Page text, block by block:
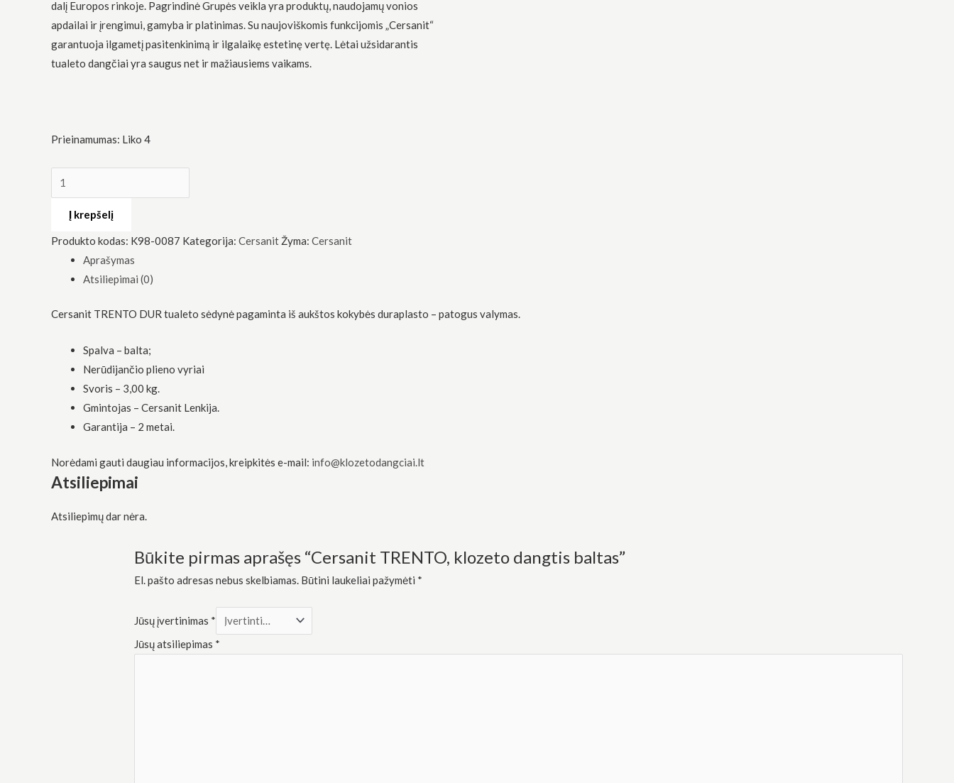
dalį Europos rinkoje. Pagrindinė Grupės veikla yra produktų, naudojamų vonios
apdailai ir įrengimui, gamyba ir platinimas. Su naujoviškomis funkcijomis „Cersanit“
garantuoja ilgametį pasitenkinimą ir ilgalaikę estetinę vertę. Lėtai užsidarantis
tualeto dangčiai yra saugus net ir mažiausiems vaikams.
Prieinamumas: Liko 4
Į krepšelį
Produkto kodas: K98-0087 Kategorija: Cersanit Žyma: Cersanit
Aprašymas
Atsiliepimai (0)
Cersanit TRENTO DUR tualeto sėdynė pagaminta iš aukštos kokybės duraplasto – patogus valymas.
Spalva – balta;
Nerūdijančio plieno vyriai
Svoris – 3,00 kg.
Gmintojas – Cersanit Lenkija.
Garantija – 2 metai.
Norėdami gauti daugiau informacijos, kreipkitės e-mail: info@klozetodangciai.lt
Atsiliepimai
Atsiliepimų dar nėra.
Būkite pirmas aprašęs “Cersanit TRENTO, klozeto dangtis baltas”
El. pašto adresas nebus skelbiamas. Būtini laukeliai pažymėti *
Jūsų įvertinimas *
Jūsų atsiliepimas *
slapukai
reikalingi,
svetainės
atsižvelgdami
svetainė
veiktų kuo
geriau jūsų
metu. Jei